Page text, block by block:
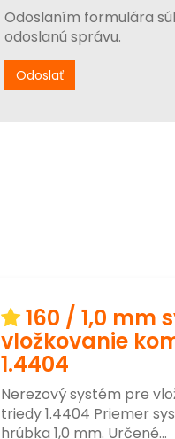
Odoslaním formulára
odoslanú správu.
160 / 1,0 mm
vložkovanie
1.4404
Nerezový systém pre
triedy 1.4404 Priemer
hrúbka 1,0 mm. Určené…